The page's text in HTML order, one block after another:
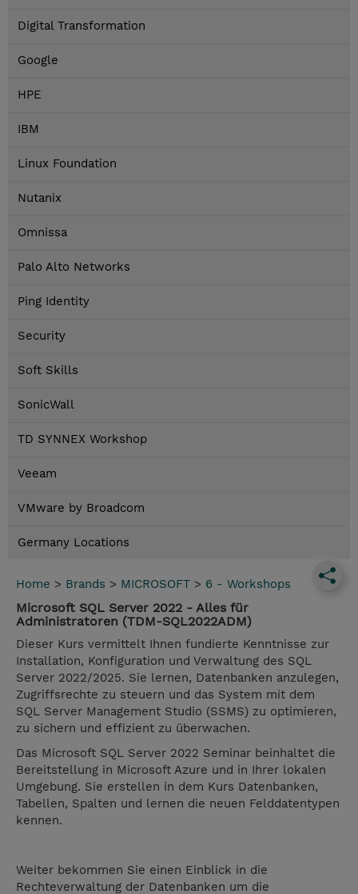
Digital Transformation
Google
HPE
IBM
Linux Foundation
Nutanix
Omnissa
Palo Alto Networks
Ping Identity
Security
Soft Skills
SonicWall
TD SYNNEX Workshop
Veeam
VMware by Broadcom
Germany Locations
Home > Brands > MICROSOFT > 6 - Workshops
Microsoft SQL Server 2022 - Alles für
Administratoren (TDM-SQL2022ADM)
Dieser Kurs vermittelt Ihnen fundierte Kenntnisse zur
Installation, Konfiguration und Verwaltung des SQL
Server 2022/2025. Sie lernen, Datenbanken anzulegen,
Zugriffsrechte zu steuern und das System mit dem
SQL Server Management Studio (SSMS) zu optimieren,
zu sichern und effizient zu überwachen.
Das Microsoft SQL Server 2022 Seminar beinhaltet die
Bereitstellung in Microsoft Azure und in Ihrer lokalen
Umgebung. Sie erstellen in dem Kurs Datenbanken,
Tabellen, Spalten und lernen die neuen Felddatentypen
kennen.
Weiter bekommen Sie einen Einblick in die
Rechteverwaltung der Datenbanken um die